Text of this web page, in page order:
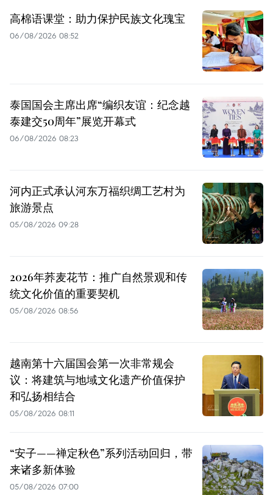
高棉语课堂：助力保护民族文化瑰宝
06/08/2026 08:52
泰国国会主席出席“编织友谊：纪念越
泰建交50周年”展览开幕式
06/08/2026 08:23
河内正式承认河东万福织绸工艺村为
旅游景点
05/08/2026 09:28
2026年荞麦花节：推广自然景观和传
统文化价值的重要契机
05/08/2026 08:56
越南第十六届国会第一次非常规会
议：将建筑与地域文化遗产价值保护
和弘扬相结合
05/08/2026 08:11
“安子——禅定秋色”系列活动回归，带
来诸多新体验
05/08/2026 07:00